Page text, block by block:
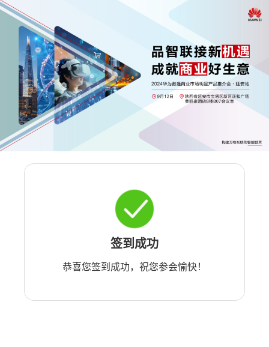
签到成功
恭喜您签到成功，祝您参会愉快！